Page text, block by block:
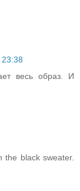
весь образ. И
the black sweater.